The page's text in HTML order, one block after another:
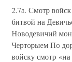
2.7а. Смотр
битвой на
Новодевичий
Черторыем По
войску смотр